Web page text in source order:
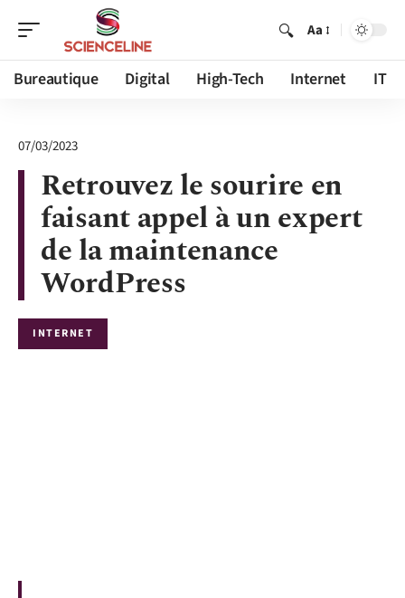
Aa
Bureautique Digital High-Tech Internet IT
07/03/2023
Retrouvez le sourire en
faisant appel à un expert
de la maintenance
WordPress
INTERNET